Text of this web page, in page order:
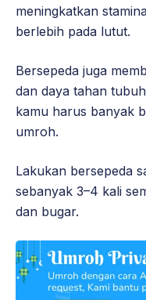
meningkatkan
berlebih pada lutut.
Bersepeda juga
dan daya tahan
kamu harus banyak
umroh.
Lakukan bersepeda
sebanyak 3–4 kali
dan bugar.